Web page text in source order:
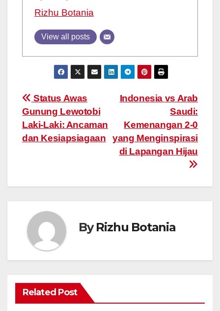
Rizhu Botania
View all posts
Post
navigation
Indonesia vs Arab
Saudi:
Kemenangan 2-0
yang Menginspirasi
di Lapangan Hijau
Status Awas
Gunung Lewotobi
Laki-Laki: Ancaman
dan Kesiapsiagaan
ByRizhu Botania
Related Post